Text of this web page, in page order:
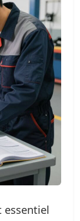
essentiel